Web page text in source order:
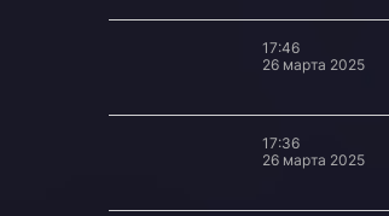
17:46
26 марта 2025
17:36
26 марта 2025